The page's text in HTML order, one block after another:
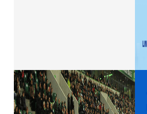
Changchun, தாய்லாந்து
மற்றும் செர்பியாவில் ஏழு
உற்பத்தித் தளங்களைக்